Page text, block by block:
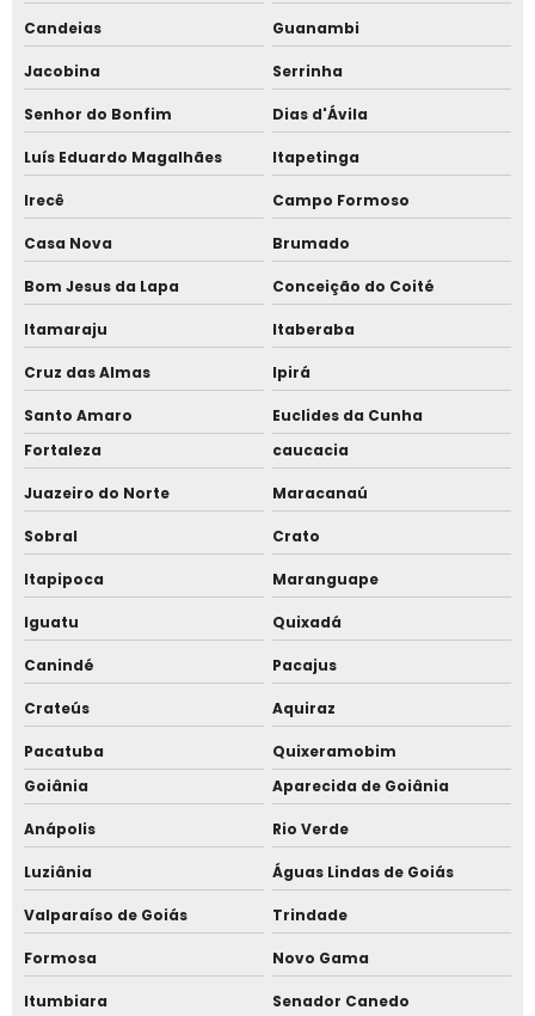
Venda de tendas carpa
Venda de tendas piramidal
Candeias Guanambi
Jacobina Serrinha
Senhor do Bonfim Dias d'Ávila
Luís Eduardo Magalhães Itapetinga
Irecê Campo Formoso
Casa Nova Brumado
Bom Jesus da Lapa Conceição do Coité
Itamaraju Itaberaba
Cruz das Almas Ipirá
Santo Amaro
Euclides da Cunha
Fortaleza
caucacia
Juazeiro do Norte Maracanaú
Sobral Crato
Itapipoca Maranguape
Iguatu Quixadá
Canindé Pacajus
Crateús Aquiraz
Pacatuba
Quixeramobim
Goiânia
Aparecida de Goiânia
Anápolis Rio Verde
Luziânia Águas Lindas de Goiás
Valparaíso de Goiás Trindade
Formosa Novo Gama
Itumbiara Senador Canedo